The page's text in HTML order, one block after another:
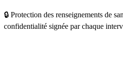
🔒 Protection des renseignements de
confidentialité signée par chaque